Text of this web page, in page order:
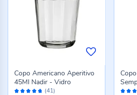
Avaliação: (41)
Copo Americano Aperitivo
45Ml Nadir - Vidro